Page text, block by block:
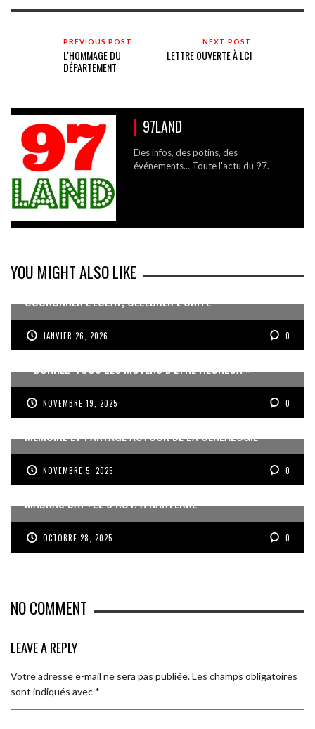
PREVIOUS POST
L'HOMMAGE DU
DÉPARTEMENT
NEXT POST
LETTRE OUVERTE À LCI
97LAND
Des infos, des potins, des
événements... Toute l'actu du 97.
YOU MIGHT ALSO LIKE
COURONNER L’ÉCLAT, CÉLÉBRER L’UNITÉ
JANVIER 26, 2026 0
« DONNEZ-VOUS LES MOYENS D’ÊTRE HEUREUX »
NOVEMBRE 19, 2025 0
MÉMOIRE ET PARTAGE AUTOUR DE LA GÉNÉALOGIE
NOVEMBRE 5, 2025 0
MADRAS DAY : LE 8 NOV. À NANTERRE
OCTOBRE 28, 2025 0
NO COMMENT
LEAVE A REPLY
Votre adresse e-mail ne sera pas publiée.Les champs obligatoires
sont indiqués avec *